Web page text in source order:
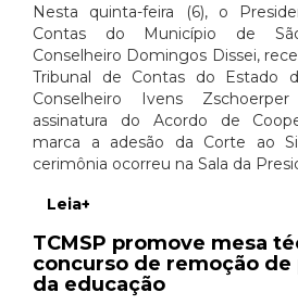
Nesta quinta-feira (6), o
Contas do Município de
Conselheiro Domingos Dissei,
Tribunal de Contas do Estado
Conselheiro Ivens
assinatura do Acordo de
marca a adesão da Corte ao
cerimônia ocorreu na Sala da
Leia+
TCMSP promove mesa
concurso de remoção
da educação